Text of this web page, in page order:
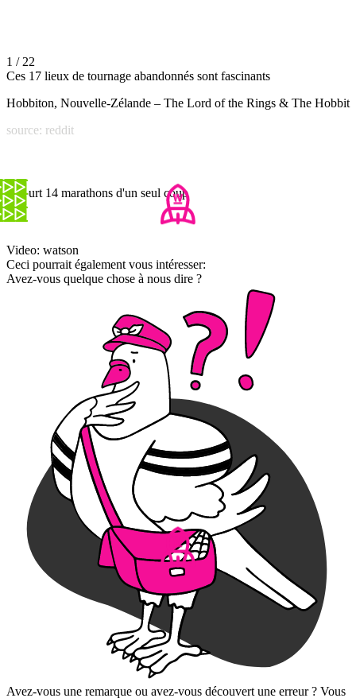
1 / 22
Ces 17 lieux de tournage abandonnés sont fascinants
Hobbiton, Nouvelle-Zélande – The Lord of the Rings & The Hobbit
source: reddit
Il court 14 marathons d'un seul coup
Video: watson
Ceci pourrait également vous intéresser:
Avez-vous quelque chose à nous dire ?
Avez-vous une remarque ou avez-vous découvert une erreur ? Vous